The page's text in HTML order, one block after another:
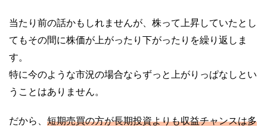
当たり前の話かもしれませんが、株って上昇していたとし
てもその間に株価が上がったり下がったりを繰り返しま
す。
特に今のような市況の場合ならずっと上がりっぱなしとい
うことはありません。
だから、 短期売買の方が長期投資よりも収益チャンスは多